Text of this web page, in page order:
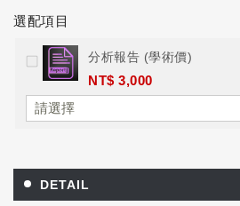
選配項目
分析報告 (學術價)
NT$ 3,000
DETAIL